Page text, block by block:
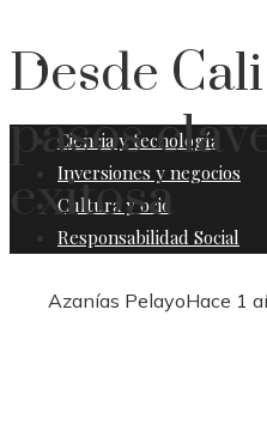
RESPONSABILIDAD
Ciencia y tecnología
Inversiones y negocios
Cultura y ocio
Responsabilidad Social
Desde
pasos
exitosa
Azanías PelayoHace 1